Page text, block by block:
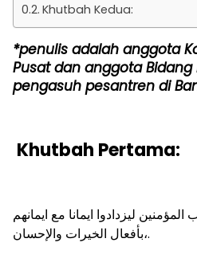
Khutbah Kedua:
*penulis adalah anggota
Pusat dan anggota Bidang
pengasuh pesantren di
Khutbah Pertama:
ليزدادوا ايمانا مع ايمانهم
بأفعال الخيرات والإحسان،.